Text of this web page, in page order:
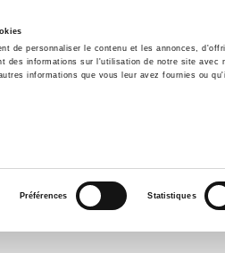
de personnaliser le contenu et les annonces,
des informations sur l'utilisation de notre site
informations que vous leur avez fournies ou
Préférences Statistiques
Accueil Environnement